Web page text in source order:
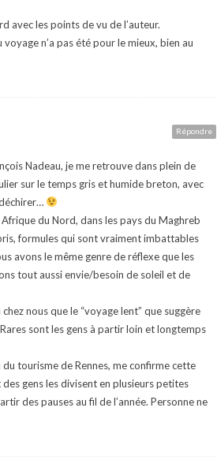
avec les points de vu de l’auteur.
n’a pas été pour le mieux, bien au
Répondre
Nadeau, je me retrouve dans plein de
sur le temps gris et humide breton, avec
du Nord, dans les pays du Maghreb
formules qui sont vraiment imbattables
avons le même genre de réflexe que les
tout aussi envie/besoin de soleil et de
nous que le “voyage lent” que suggère
sont les gens à partir loin et longtemps
tourisme de Rennes, me confirme cette
gens les divisent en plusieurs petites
des pauses au fil de l’année. Personne ne